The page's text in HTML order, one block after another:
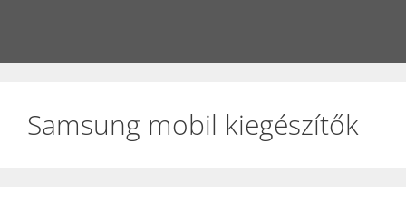
Samsung mobil kiegészítők